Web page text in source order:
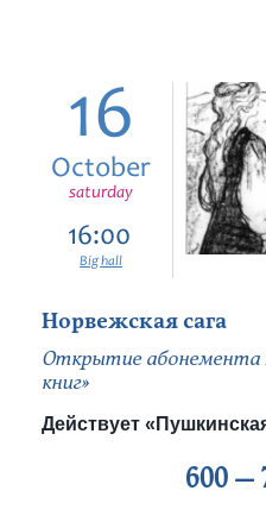
16
October
saturday
16:00
Big hall
Норвежская сага
Открытие
книг»
Действует
600 —